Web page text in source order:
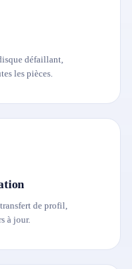
défaillant,
les pièces.
de profil,
à jour.